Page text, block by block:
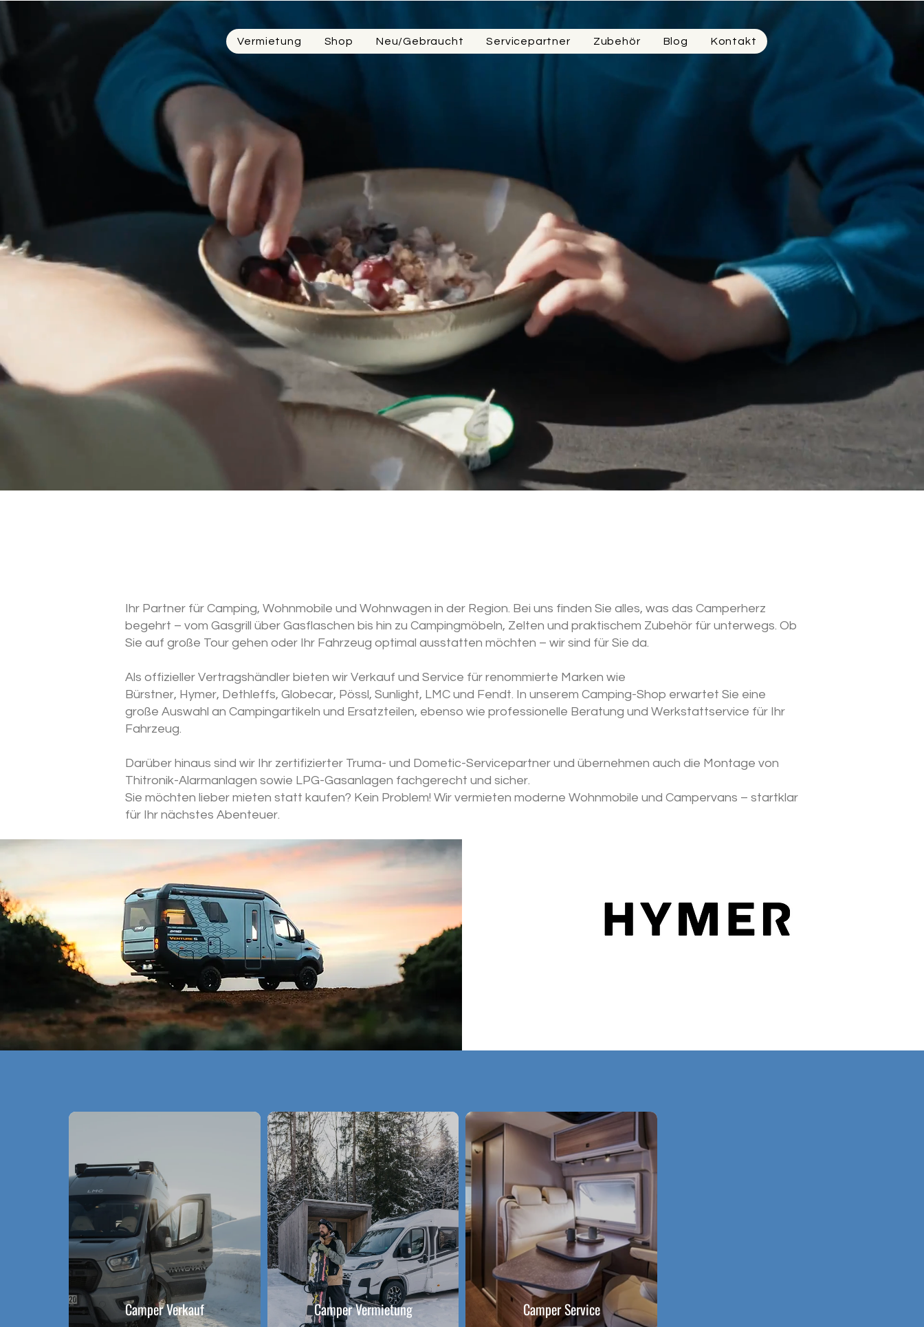
Vermietung Shop Neu/Gebraucht Servicepartner Zubehör Blog Kontakt
Ihr Partner für Camping, Wohnmobile und Wohnwagen in der Region. Bei uns finden Sie alles, was das Camperherz
begehrt – vom Gasgrill über Gasflaschen bis hin zu Campingmöbeln, Zelten und praktischem Zubehör für unterwegs. Ob
Sie auf große Tour gehen oder Ihr Fahrzeug optimal ausstatten möchten – wir sind für Sie da.
Als offizieller Vertragshändler bieten wir Verkauf und Service für renommierte Marken wie
Bürstner, Hymer, Dethleffs, Globecar, Pössl, Sunlight, LMC und Fendt. In unserem Camping-Shop erwartet Sie eine
große Auswahl an Campingartikeln und Ersatzteilen, ebenso wie professionelle Beratung und Werkstattservice für Ihr
Fahrzeug.
Darüber hinaus sind wir Ihr zertifizierter Truma- und Dometic-Servicepartner und übernehmen auch die Montage von
Thitronik-Alarmanlagen sowie LPG-Gasanlagen fachgerecht und sicher.
Sie möchten lieber mieten statt kaufen? Kein Problem! Wir vermieten moderne Wohnmobile und Campervans – startklar
für Ihr nächstes Abenteuer.
Camper Verkauf Camper Vermietung Camper Service